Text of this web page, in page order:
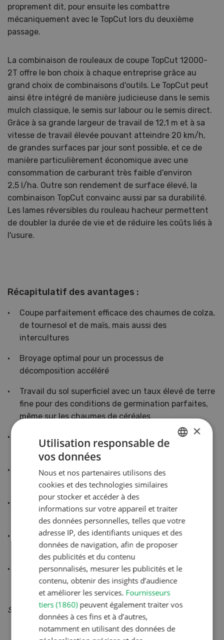
proprement dit, pour ensuite les combattre
mécaniquement avec le TopCut lors du deuxième
passage.
La combinaison de rouleaux de coupe TopCut 12000-
2T offre le bon choix à chaque entreprise grâce au
grand choix de combinaisons d'outils. Le TopCut peut
ainsi être intégré de manière judicieuse dans le semis
mulch classique, le semis sur labour ou le semis direct.
Grâce à sa grande largeur de travail de 12,1 m et à sa
vitesse de travail élevée pouvant atteindre 20 km/h,
de grandes surfaces par jour sont possible, et ce de
manière particulièrement économique avec une
consommation de carburant très faible d'environ
2,5 l/ha. Outre son rendement de surface élevé, la
combinaison TopCut convainc aussi par sa durabilité.
Les lames réversibles du rouleau hacheur permettent
de doubler la durée de vie et de réduire les coûts liés à
l'usure.
Récapitulatif des avantages :
Coupe parfaitement efficace des chaumes de colza,
de tournesol et de maïs, mais aussi des
intercultures
Broyage optimal pour un processus de
décomposition accéléré
Travail du sol superficiel avec un taux élevé de terre
fine pour des conditions de germination parfaites,
même sur les chaumes de céréales
Meilleure répartition de la paille et production de
terre fine grâce à la herse
Rappui optimal avec le rouleau suiveur pour une
levée sûre
Évaporation nettement réduite par rapport à
d'autres procédés
Rendement très élevé avec une consommation de
carburant réduite
Coûts d'usure réduits grâce aux lames réversibles
=> durée de vie doublée.
Source : Amazone
×
Utilisation responsable de
vos données
Nous et nos partenaires utilisons des
cookies et des technologies similaires
pour stocker et accéder à des
informations sur votre appareil et traiter
des données personnelles, telles que votre
adresse IP, des identifiants uniques et des
données de navigation, afin de proposer
des publicités et du contenu
personnalisés, mesurer les publicités et le
contenu, obtenir des insights d’audience
et améliorer les services. Fournisseurs
tiers (1860)peuvent également traiter vos
données à ces fins et à d’autres,
notamment en utilisant des données de